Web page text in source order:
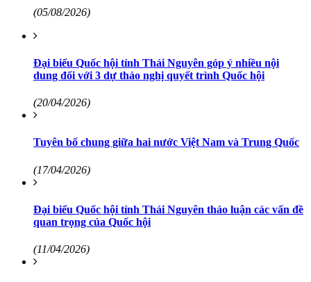
(05/08/2026)
Đại biểu Quốc hội tỉnh Thái Nguyên góp ý nhiều nội
dung đối với 3 dự thảo nghị quyết trình Quốc hội
(20/04/2026)
Tuyên bố chung giữa hai nước Việt Nam và Trung Quốc
(17/04/2026)
Đại biểu Quốc hội tỉnh Thái Nguyên thảo luận các vấn đề
quan trọng của Quốc hội
(11/04/2026)